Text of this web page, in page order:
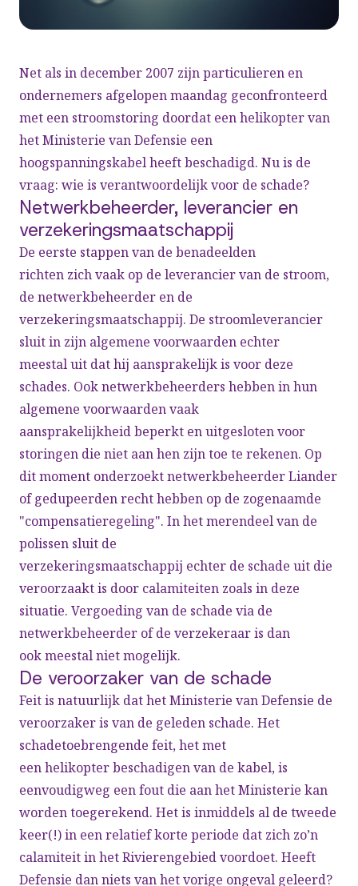
Net als in december 2007 zijn particulieren en
ondernemers afgelopen maandag geconfronteerd
met een stroomstoring doordat een helikopter van
het Ministerie van Defensie een
hoogspanningskabel heeft beschadigd. Nu is de
vraag: wie is verantwoordelijk voor de schade?
Netwerkbeheerder, leverancier en
verzekeringsmaatschappij
De eerste stappen van de benadeelden
richten zich vaak op de leverancier van de stroom,
de netwerkbeheerder en de
verzekeringsmaatschappij. De stroomleverancier
sluit in zijn algemene voorwaarden echter
meestal uit dat hij aansprakelijk is voor deze
schades. Ook netwerkbeheerders hebben in hun
algemene voorwaarden vaak
aansprakelijkheid beperkt en uitgesloten voor
storingen die niet aan hen zijn toe te rekenen. Op
dit moment onderzoekt netwerkbeheerder Liander
of gedupeerden recht hebben op de zogenaamde
"compensatieregeling". In het merendeel van de
polissen sluit de
verzekeringsmaatschappij echter de schade uit die
veroorzaakt is door calamiteiten zoals in deze
situatie. Vergoeding van de schade via de
netwerkbeheerder of de verzekeraar is dan
ook meestal niet mogelijk.
De veroorzaker van de schade
Feit is natuurlijk dat het Ministerie van Defensie de
veroorzaker is van de geleden schade. Het
schadetoebrengende feit, het met
een helikopter beschadigen van de kabel, is
eenvoudigweg een fout die aan het Ministerie kan
worden toegerekend. Het is inmiddels al de tweede
keer(!) in een relatief korte periode dat zich zo’n
calamiteit in het Rivierengebied voordoet. Heeft
Defensie dan niets van het vorige ongeval geleerd?